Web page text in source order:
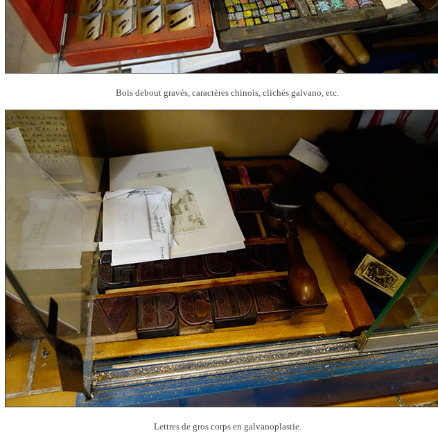
Bois debout gravés, caractères chinois, clichés galvano, etc.
Lettres de gros corps en galvanoplastie.